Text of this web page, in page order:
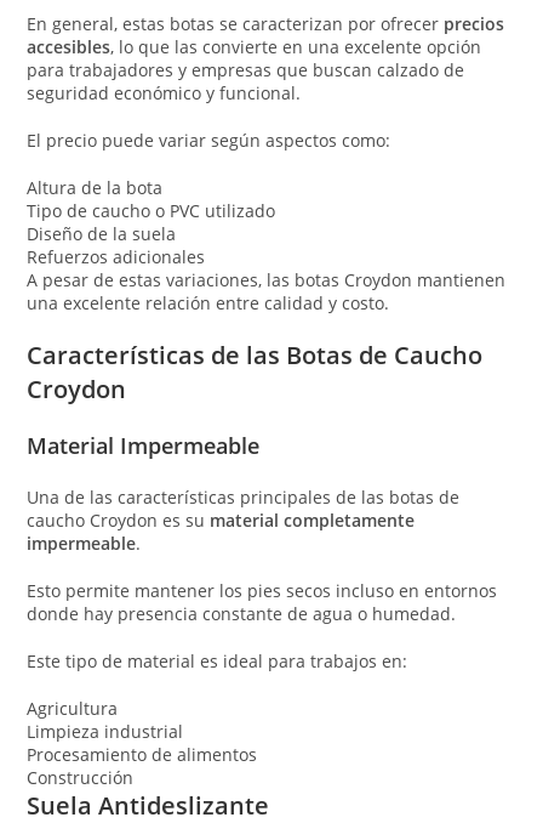
En general, estas botas se caracterizan por ofrecer precios
accesibles, lo que las convierte en una excelente opción
para trabajadores y empresas que buscan calzado de
seguridad económico y funcional.
El precio puede variar según aspectos como:
Altura de la bota
Tipo de caucho o PVC utilizado
Diseño de la suela
Refuerzos adicionales
A pesar de estas variaciones, las botas Croydon mantienen
una excelente relación entre calidad y costo.
Características de las Botas de Caucho
Croydon
Material Impermeable
Una de las características principales de las botas de
caucho Croydon es su material completamente
impermeable.
Esto permite mantener los pies secos incluso en entornos
donde hay presencia constante de agua o humedad.
Este tipo de material es ideal para trabajos en:
Agricultura
Limpieza industrial
Procesamiento de alimentos
Construcción
Suela Antideslizante